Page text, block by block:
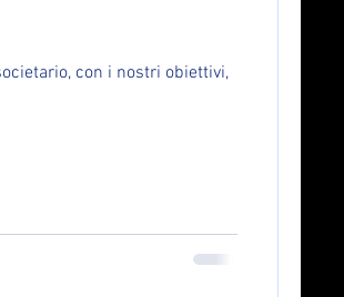
con i nostri obiettivi,